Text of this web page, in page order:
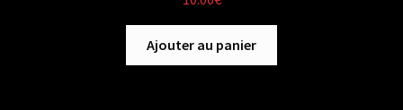
Ajouter au panier